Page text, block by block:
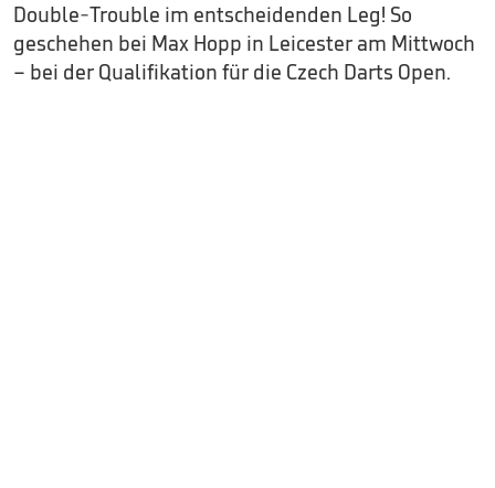
Double-Trouble im entscheidenden Leg! So
geschehen bei Max Hopp in Leicester am Mittwoch
– bei der Qualifikation für die Czech Darts Open.